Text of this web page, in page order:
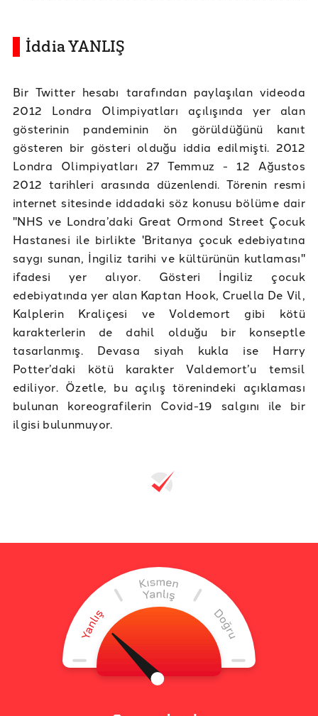
İddia YANLIŞ
Bir Twitter hesabı tarafından paylaşılan videoda
2012 Londra Olimpiyatları açılışında yer alan
gösterinin pandeminin ön görüldüğünü kanıt
gösteren bir gösteri olduğu iddia edilmişti. 2012
Londra Olimpiyatları 27 Temmuz - 12 Ağustos
2012 tarihleri arasında düzenlendi. Törenin resmi
internet sitesinde iddadaki söz konusu bölüme dair
"NHS ve Londra’daki Great Ormond Street Çocuk
Hastanesi ile birlikte 'Britanya çocuk edebiyatına
saygı sunan, İngiliz tarihi ve kültürünün kutlaması"
ifadesi yer alıyor. Gösteri İngiliz çocuk
edebiyatında yer alan Kaptan Hook, Cruella De Vil,
Kalplerin Kraliçesi ve Voldemort gibi kötü
karakterlerin de dahil olduğu bir konseptle
tasarlanmış. Devasa siyah kukla ise Harry
Potter’daki kötü karakter Valdemort’u temsil
ediliyor. Özetle, bu açılış törenindeki açıklaması
bulunan koreografilerin Covid-19 salgını ile bir
ilgisi bulunmuyor.